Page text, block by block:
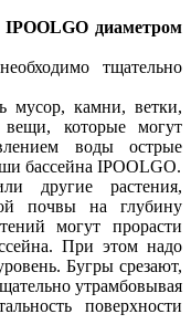
IPOOLGO диаметром
тщательно
мусор, камни, ветки,
которые могут
воды острые
бассейна IPOOLGO.
другие растения,
почвы на глубину
могут прорасти
При этом надо
Бугры срезают,
утрамбовывая
поверхности